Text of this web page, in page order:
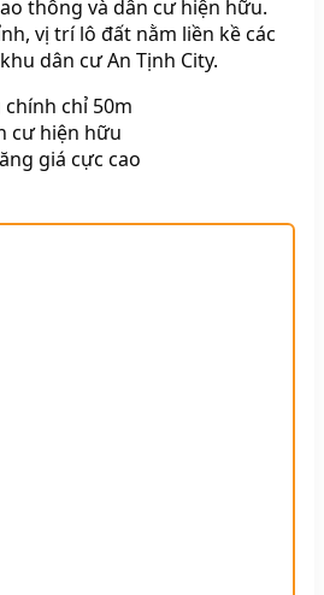
thông và dân cư hiện hữu.
vị trí lô đất nằm liền kề các
dân cư An Tịnh City.
chính chỉ 50m
cư hiện hữu
giá cực cao